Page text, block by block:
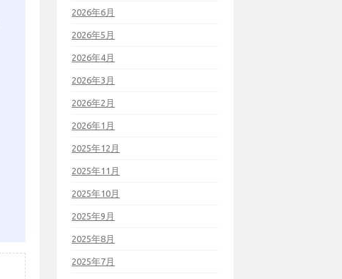
2026年6月
2026年5月
2026年4月
2026年3月
2026年2月
2026年1月
2025年12月
2025年11月
2025年10月
2025年9月
2025年8月
2025年7月